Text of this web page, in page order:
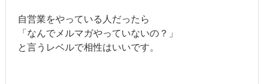
自営業をやっている人だったら
「なんでメルマガやっていないの？」
と言うレベルで相性はいいです。